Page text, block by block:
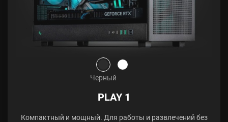
Черный
PLAY 1
Компактный и мощный. Для работы и развлечений без